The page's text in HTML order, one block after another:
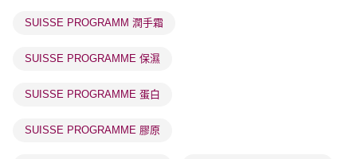
(香港門市) 只顯示可選門市。確認發貨後2-5個工作天到店，3天內
每筆HK$20.00，滿HK$100.00或以上免運費
每筆HK$20.00，滿HK$100.00或以上免運費
SUISSE PROGRAMM 潤手霜
SUISSE PROGRAMME 保濕
SUISSE PROGRAMME 蛋白
SUISSE PROGRAMME 膠原